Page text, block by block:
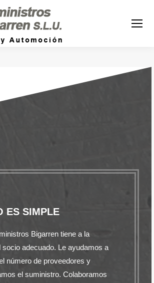
ES SIMPLE
Bigarren tiene a la
socio adecuado. Le ayudamos a
número de proveedores y
el suministro. Colaboramos